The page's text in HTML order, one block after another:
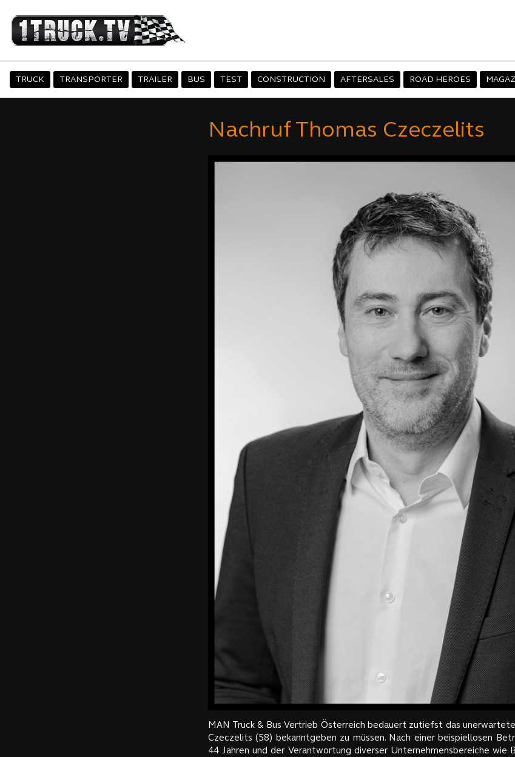
TRUCK TRANSPORTER TRAILER BUS TEST CONSTRUCTION AFTERSALES ROAD HEROES
Nachruf Thomas Czeczelits
MAN Truck & Bus Vertrieb Österreich bedauert zutiefst das
Czeczelits (58) bekanntgeben zu müssen. Nach einer beispiellosen
44 Jahren und der Verantwortung diverser Unternehmensbereiche wie